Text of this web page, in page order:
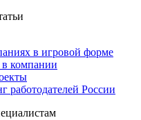
в игровой форме
компании
работодателей России